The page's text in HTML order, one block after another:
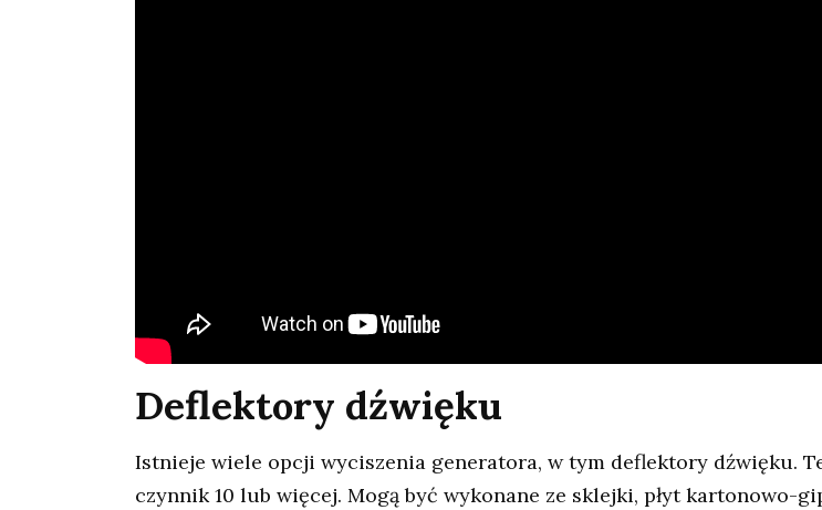
Deflektory dźwięku
Istnieje wiele opcji wyciszenia generatora, w tym deflektory dźwięku.
czynnik 10 lub więcej. Mogą być wykonane ze sklejki, płyt kartonowo-